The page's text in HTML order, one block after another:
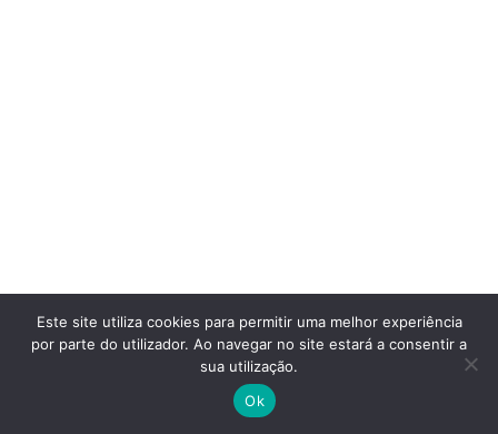
VENDIDAS JANEIRO 28, 2026
Este site utiliza cookies para permitir uma melhor experiência
por parte do utilizador. Ao navegar no site estará a consentir a
sua utilização.
Ok